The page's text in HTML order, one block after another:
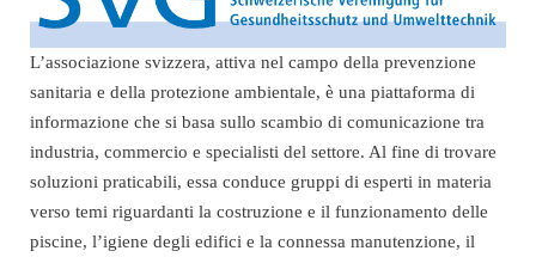
L’associazione svizzera, attiva nel campo della prevenzione
sanitaria e della protezione ambientale, è una piattaforma di
informazione che si basa sullo scambio di comunicazione tra
industria, commercio e specialisti del settore. Al fine di trovare
soluzioni praticabili, essa conduce gruppi di esperti in materia
verso temi riguardanti la costruzione e il funzionamento delle
piscine, l’igiene degli edifici e la connessa manutenzione, il